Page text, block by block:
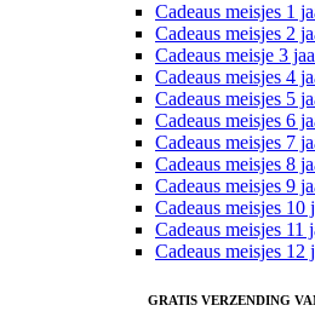
Cadeaus meisjes 1
Cadeaus meisjes 2
Cadeaus meisje 3
Cadeaus meisjes 4
Cadeaus meisjes 5
Cadeaus meisjes 6
Cadeaus meisjes 7
Cadeaus meisjes 8
Cadeaus meisjes 9
Cadeaus meisjes 10
Cadeaus meisjes 11
Cadeaus meisjes 12
GRATIS VERZENDING